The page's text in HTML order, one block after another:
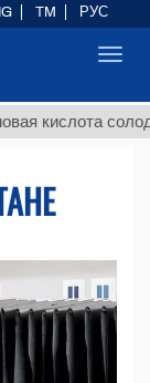
солодкового
TM РУС